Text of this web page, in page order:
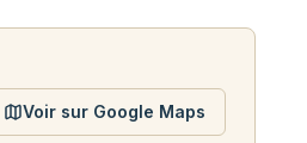
Voir sur Google Maps